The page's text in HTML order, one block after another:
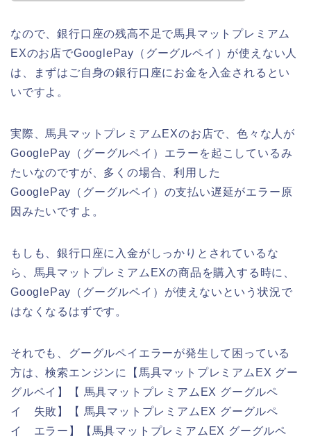
なので、銀行口座の残高不足で馬具マットプレミアム
EXのお店でGooglePay（グーグルペイ）が使えない人
は、まずはご自身の銀行口座にお金を入金されるとい
いですよ。
実際、馬具マットプレミアムEXのお店で、色々な人が
GooglePay（グーグルペイ）エラーを起こしているみ
たいなのですが、多くの場合、利用した
GooglePay（グーグルペイ）の支払い遅延がエラー原
因みたいですよ。
もしも、銀行口座に入金がしっかりとされているな
ら、馬具マットプレミアムEXの商品を購入する時に、
GooglePay（グーグルペイ）が使えないという状況で
はなくなるはずです。
それでも、グーグルペイエラーが発生して困っている
方は、検索エンジンに【馬具マットプレミアムEX グー
グルペイ】【 馬具マットプレミアムEX グーグルペ
イ 失敗】【 馬具マットプレミアムEX グーグルペ
イ エラー】【馬具マットプレミアムEX グーグルペ